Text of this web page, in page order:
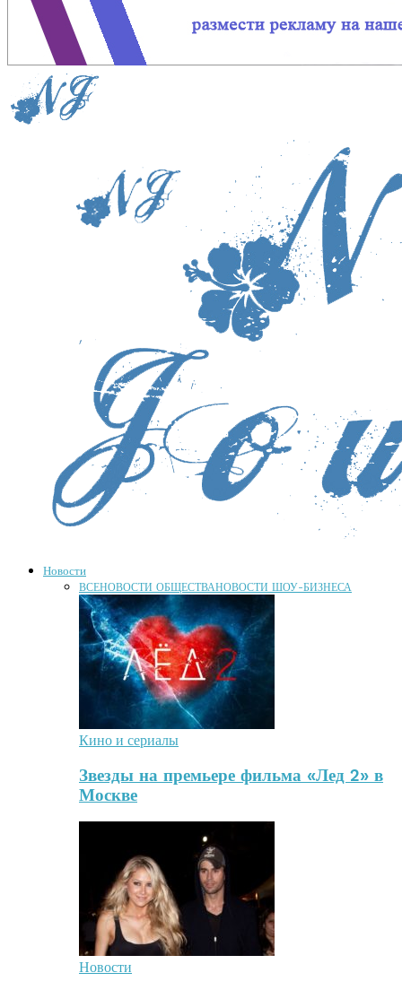
Новости
ВСЕНОВОСТИ ОБЩЕСТВАНОВОСТИ ШОУ-БИЗНЕСА
Кино и сериалы
Звезды на премьере фильма «Лед 2» в
Москве
Новости